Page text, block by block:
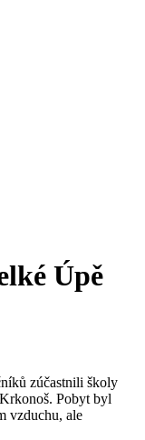
Úpě
zúčastnili školy
Pobyt byl
vzduchu, ale